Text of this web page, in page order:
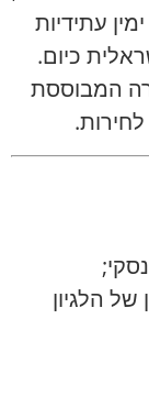
עתידיות
כיום.
המבוססת
של הלגיון